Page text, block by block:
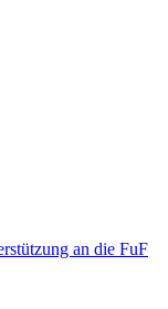
an die FuF